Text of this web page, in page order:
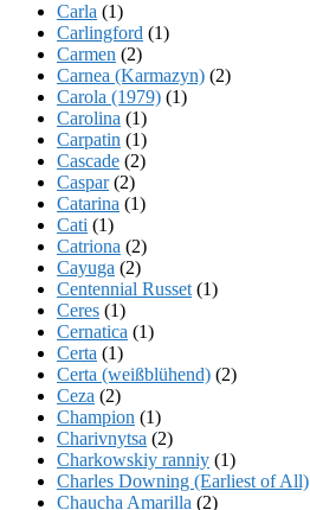
Carla (1)
Carlingford (1)
Carmen (2)
Carnea (Karmazyn) (2)
Carola (1979) (1)
Carolina (1)
Carpatin (1)
Cascade (2)
Caspar(2)
Catarina (1)
Cati (1)
Catriona (2)
Cayuga (2)
Centennial Russet (1)
Ceres (1)
Cernatica (1)
Certa (1)
Certa (weißblühend) (2)
Ceza (2)
Champion (1)
Charivnytsa (2)
Charkowskiy ranniy (1)
Charles Downing (Earliest of All)
Chaucha Amarilla (2)